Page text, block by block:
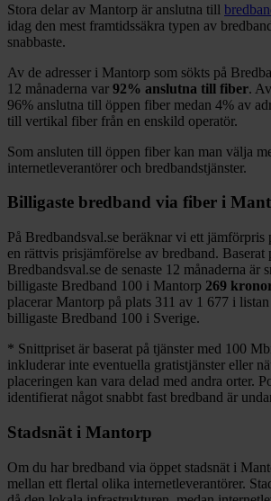
Stora delar av Mantorp är anslutna till
idag den mest framtidssäkra typen av
snabbaste.
Av de adresser i Mantorp som sökts på
12 månaderna var 92% anslutna till fiber.
96% anslutna till öppen fiber medan 4% av
till vertikal fiber från en enskild operatör.
Som ansluten till öppen fiber kan man välja
internetleverantörer och bredbandstjänster.
Billigaste bredband via fiber i
På Bredbandsval.se beräknar vi ett jämförpris
en rättvis prisjämförelse av bredband. Baserat
Bredbandsval.se de senaste 12 månaderna är
billigaste Bredband 100 i Mantorp 269
placerar Mantorp på plats 311 av 1 677 i
billigaste Bredband 100 i Sverige.
* Snittpriset är baserat på tjänster med 100
inkluderar inte eventuella gratistjänster eller
placeringen kan vara delad med andra orter.
identifierat något snabbt fast bredband är
Stadsnät i Mantorp
Om du har bredband via öppet stadsnät i
mellan ett flertal olika internetleverantörer.